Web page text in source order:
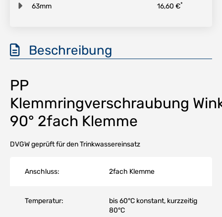
63mm 16,60 €*
Beschreibung
PP
Klemmringverschraubung
90° 2fach Klemme
DVGW geprüft für den Trinkwassereinsatz
Anschluss: 2fach Klemme
Temperatur:
bis 60°C konstant, kurzzeitig
80°C